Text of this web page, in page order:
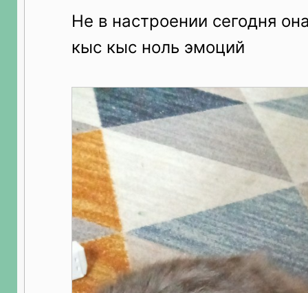
Не в настроении сегодня
кыс кыс ноль эмоций